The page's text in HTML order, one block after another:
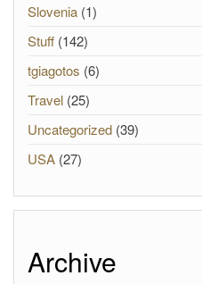
Slovenia (1)
Stuff (142)
tgiagotos (6)
Travel (25)
Uncategorized (39)
USA (27)
Archive